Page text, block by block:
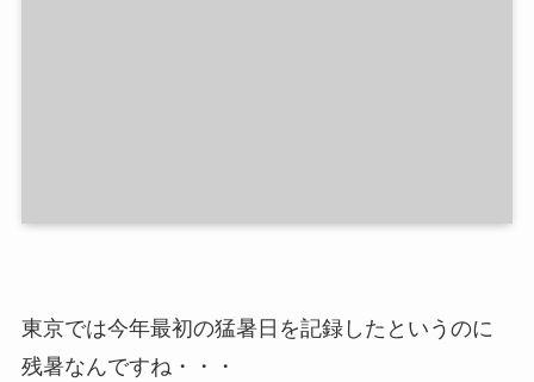
東京では今年最初の猛暑日を記録したというのに
残暑なんですね・・・